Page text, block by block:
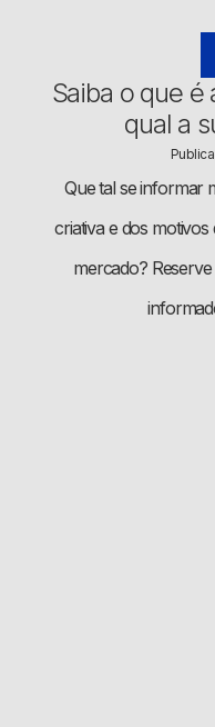
Saiba o que é
qual a
Que tal se informar
criativa e dos
mercado?